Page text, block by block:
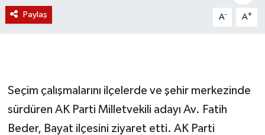
Paylaş A- A+
Seçim çalışmalarını ilçelerde ve şehir merkezinde
sürdüren AK Parti Milletvekili adayı Av. Fatih
Beder, Bayat ilçesini ziyaret etti. AK Parti